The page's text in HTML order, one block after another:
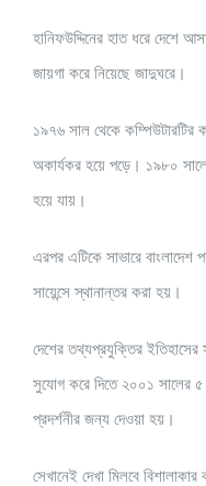
হানিফউদ্দিনের হাত ধরে দেশে
জায়গা করে নিয়েছে জাদুঘরে।
১৯৭৬ সাল থেকে কম্পিউটারটির
অকার্যকর হয়ে পড়ে। ১৯৮০
হয়ে যায়।
এরপর এটিকে সাভারে
সায়েন্সে স্থানান্তর করা হয়।
দেশের তথ্যপ্রযুক্তির ইতিহাসের
সুযোগ করে দিতে ২০০১ সালের ৫
প্রদর্শনীর জন্য দেওয়া হয়।
সেখানেই দেখা মিলবে বিশালাকার